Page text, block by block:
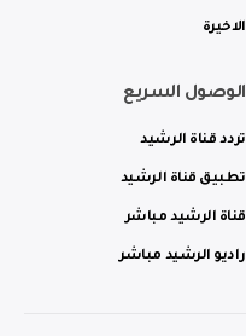
الاخيرة
الوصول السريع
تردد قناة الرشيد
تطبيق قناة الرشيد
قناة الرشيد مباشر
راديو الرشيد مباشر